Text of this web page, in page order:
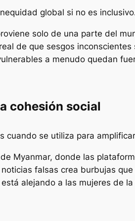
global si no es
solo de una parte del
de que sesgos
a menudo quedan
cohesión social
cuando se utiliza para
Myanmar, donde las
falsas crea burbujas
alejando a las mujeres de